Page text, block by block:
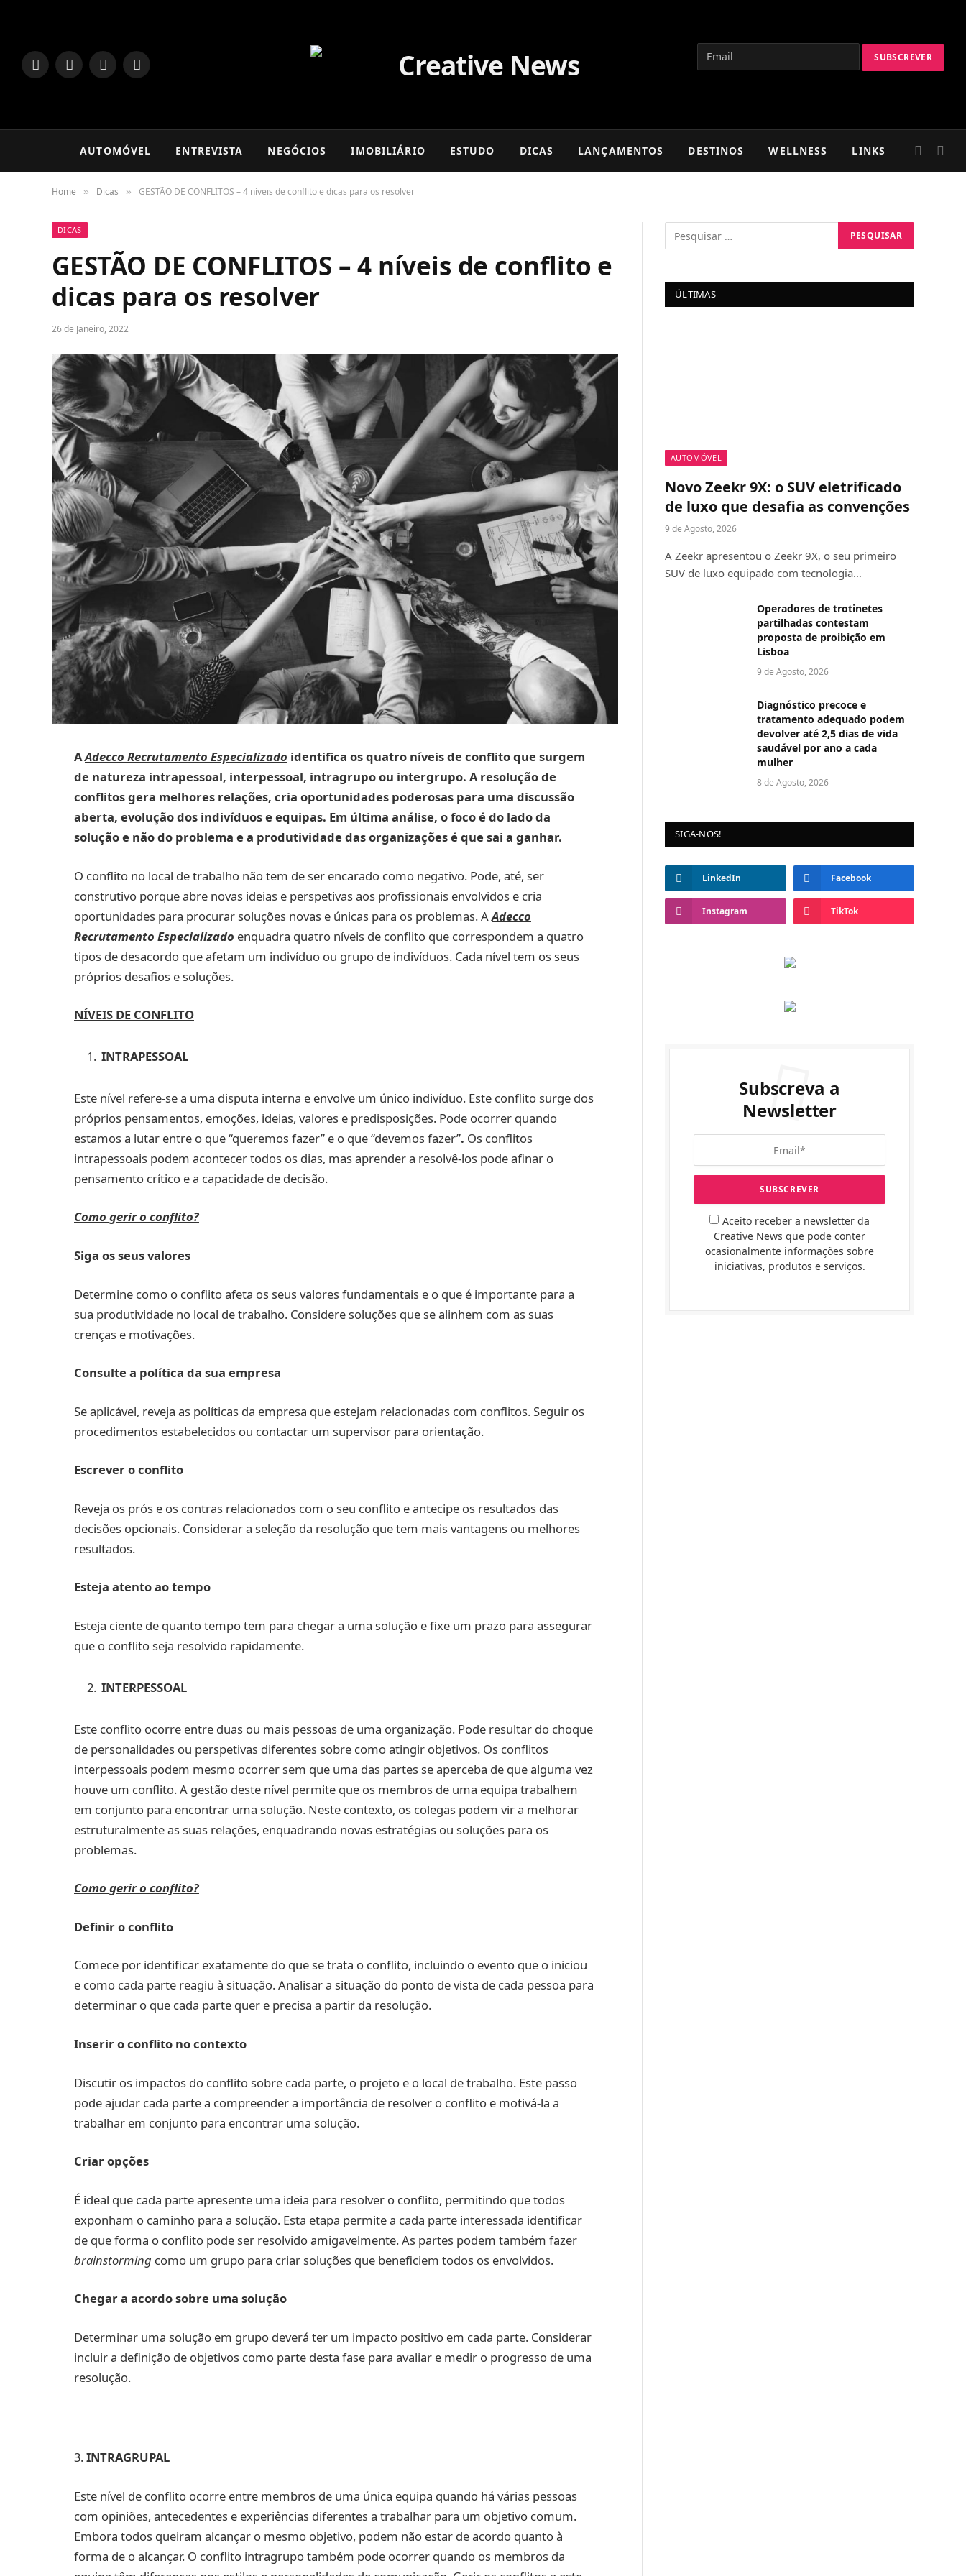
LinkedInFacebookInstagram
TikTok
AUTOMÓVEL ENTREVISTA NEGÓCIOS IMOBILIÁRIO ESTUDO DICAS LANÇAMENTOS DESTINOS WELLNESS LINKS
Home » Dicas » GESTÃO DE CONFLITOS – 4 níveis de conflito e dicas para os resolver
DICAS
GESTÃO DE CONFLITOS – 4 níveis de conflito e
dicas para os resolver
26 de Janeiro, 2022
AAdecco Recrutamento Especializado identifica os quatro níveis de conflito que surgem
de natureza intrapessoal, interpessoal, intragrupo ou intergrupo. A resolução de
conflitos gera melhores relações, cria oportunidades poderosas para uma discussão
aberta, evolução dos indivíduos e equipas. Em última análise, o foco é do lado da
solução e não do problema e a produtividade das organizações é que sai a ganhar.
O conflito no local de trabalho não tem de ser encarado como negativo. Pode, até, ser
construtivo porque abre novas ideias e perspetivas aos profissionais envolvidos e cria
oportunidades para procurar soluções novas e únicas para os problemas. AAdecco
Recrutamento Especializado enquadra quatro níveis de conflito que correspondem a quatro
tipos de desacordo que afetam um indivíduo ou grupo de indivíduos. Cada nível tem os seus
próprios desafios e soluções.
NÍVEIS DE CONFLITO
INTRAPESSOAL
Este nível refere-se a uma disputa interna e envolve um único indivíduo. Este conflito surge dos
próprios pensamentos, emoções, ideias, valores e predisposições. Pode ocorrer quando
estamos a lutar entre o que “queremos fazer” e o que “devemos fazer”. Os conflitos
intrapessoais podem acontecer todos os dias, mas aprender a resolvê-los pode afinar o
pensamento crítico e a capacidade de decisão.
Como gerir o conflito?
Siga os seus valores
Determine como o conflito afeta os seus valores fundamentais e o que é importante para a
sua produtividade no local de trabalho. Considere soluções que se alinhem com as suas
crenças e motivações.
Consulte a política da sua empresa
Se aplicável, reveja as políticas da empresa que estejam relacionadas com conflitos. Seguir os
procedimentos estabelecidos ou contactar um supervisor para orientação.
Escrever o conflito
Reveja os prós e os contras relacionados com o seu conflito e antecipe os resultados das
decisões opcionais. Considerar a seleção da resolução que tem mais vantagens ou melhores
resultados.
Esteja atento ao tempo
Esteja ciente de quanto tempo tem para chegar a uma solução e fixe um prazo para assegurar
que o conflito seja resolvido rapidamente.
INTERPESSOAL
Este conflito ocorre entre duas ou mais pessoas de uma organização. Pode resultar do choque
de personalidades ou perspetivas diferentes sobre como atingir objetivos. Os conflitos
interpessoais podem mesmo ocorrer sem que uma das partes se aperceba de que alguma vez
houve um conflito. A gestão deste nível permite que os membros de uma equipa trabalhem
em conjunto para encontrar uma solução. Neste contexto, os colegas podem vir a melhorar
estruturalmente as suas relações, enquadrando novas estratégias ou soluções para os
problemas.
Como gerir o conflito?
Definir o conflito
Comece por identificar exatamente do que se trata o conflito, incluindo o evento que o iniciou
e como cada parte reagiu à situação. Analisar a situação do ponto de vista de cada pessoa para
determinar o que cada parte quer e precisa a partir da resolução.
Inserir o conflito no contexto
Discutir os impactos do conflito sobre cada parte, o projeto e o local de trabalho. Este passo
pode ajudar cada parte a compreender a importância de resolver o conflito e motivá-la a
trabalhar em conjunto para encontrar uma solução.
Criar opções
É ideal que cada parte apresente uma ideia para resolver o conflito, permitindo que todos
exponham o caminho para a solução. Esta etapa permite a cada parte interessada identificar
de que forma o conflito pode ser resolvido amigavelmente. As partes podem também fazer
brainstorming como um grupo para criar soluções que beneficiem todos os envolvidos.
Chegar a acordo sobre uma solução
Determinar uma solução em grupo deverá ter um impacto positivo em cada parte. Considerar
incluir a definição de objetivos como parte desta fase para avaliar e medir o progresso de uma
resolução.
3.INTRAGRUPAL
Este nível de conflito ocorre entre membros de uma única equipa quando há várias pessoas
com opiniões, antecedentes e experiências diferentes a trabalhar para um objetivo comum.
Embora todos queiram alcançar o mesmo objetivo, podem não estar de acordo quanto à
forma de o alcançar. O conflito intragrupo também pode ocorrer quando os membros da
ÚLTIMAS
AUTOMÓVEL
Novo Zeekr 9X: o SUV eletrificado
de luxo que desafia as convenções
9 de Agosto, 2026
A Zeekr apresentou o Zeekr 9X, o seu primeiro
SUV de luxo equipado com tecnologia…
Operadores de trotinetes
partilhadas contestam
proposta de proibição em
Lisboa
9 de Agosto, 2026
Diagnóstico precoce e
tratamento adequado podem
devolver até 2,5 dias de vida
saudável por ano a cada
mulher
8 de Agosto, 2026
SIGA-NOS!
LinkedIn Facebook
Instagram TikTok
Subscreva a
Newsletter
Aceito receber a newsletter da
Creative News que pode conter
ocasionalmente informações sobre
iniciativas, produtos e serviços.